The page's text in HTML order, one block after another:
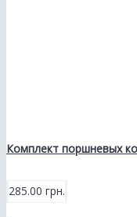
Комплект поршневых
285.00 грн.